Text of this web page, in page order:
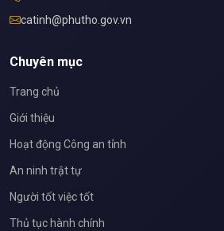
catinh@phutho.gov.vn
Chuyên mục
Trang chủ
Giới thiệu
Hoạt động Công an tỉnh
An ninh trật tự
Người tốt việc tốt
Thủ tục hành chính